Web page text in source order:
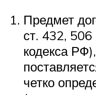
Предмет
ст. 432, 506
кодекса
четко